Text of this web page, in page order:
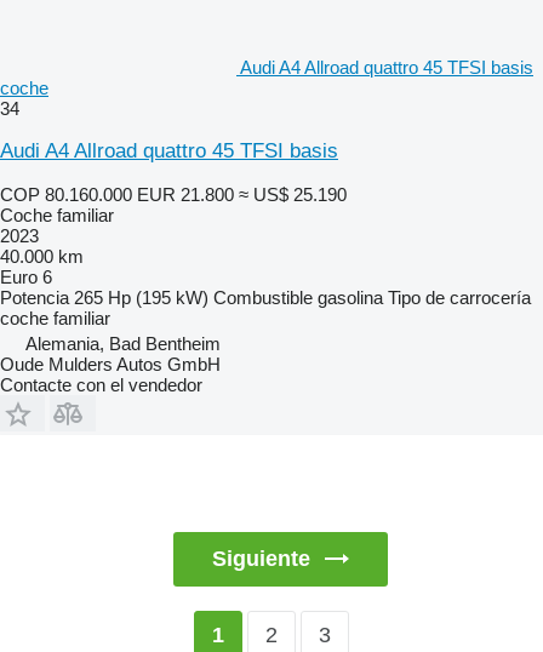
Audi A4 Allroad quattro 45 TFSI basis
coche
34
Audi A4 Allroad quattro 45 TFSI basis
COP 80.160.000 EUR 21.800 ≈ US$ 25.190
Coche familiar
2023
40.000 km
Euro 6
Potencia 265 Hp (195 kW) Combustible gasolina Tipo de carrocería
coche familiar
Alemania, Bad Bentheim
Oude Mulders Autos GmbH
Contacte con el vendedor
Siguiente
1 2 3